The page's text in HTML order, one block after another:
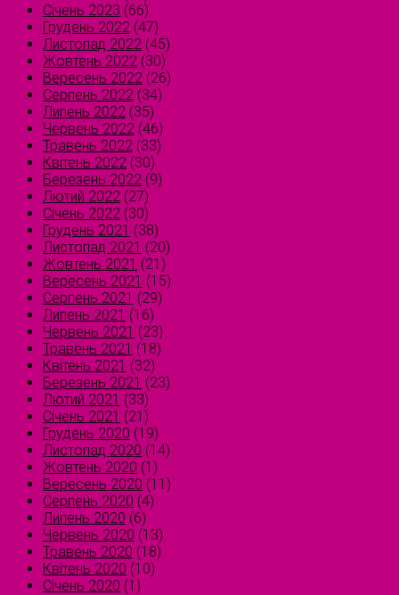
Січень 2023 (66)
Грудень 2022 (47)
Листопад 2022 (45)
Жовтень 2022 (30)
Вересень 2022 (26)
Серпень 2022 (34)
Липень 2022 (35)
Червень 2022 (46)
Травень 2022 (33)
Квітень 2022 (30)
Березень 2022 (9)
Лютий 2022 (27)
Січень 2022 (30)
Грудень 2021 (38)
Листопад 2021 (20)
Жовтень 2021 (21)
Вересень 2021 (15)
Серпень 2021 (29)
Липень 2021 (16)
Червень 2021 (23)
Травень 2021 (18)
Квітень 2021 (32)
Березень 2021 (23)
Лютий 2021 (33)
Січень 2021 (21)
Грудень 2020 (19)
Листопад 2020 (14)
Жовтень 2020 (1)
Вересень 2020 (11)
Серпень 2020 (4)
Липень 2020 (6)
Червень 2020 (13)
Травень 2020 (18)
Квітень 2020 (10)
Січень 2020 (1)